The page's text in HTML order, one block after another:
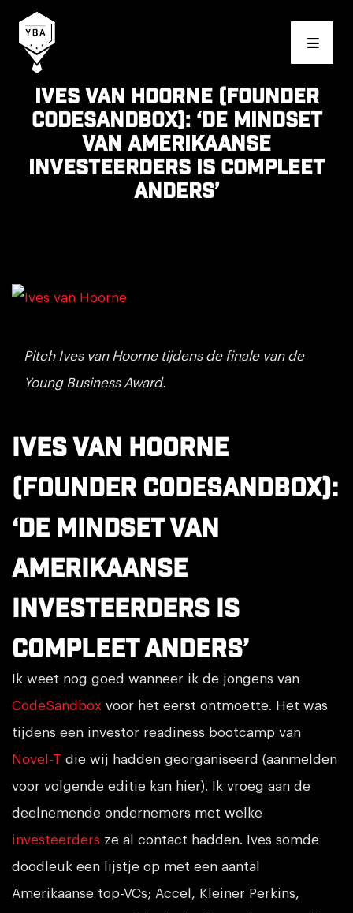
Young Business Award
Ives van Hoorne (founder
CodeSandbox): ‘De mindset
van Amerikaanse
investeerders is compleet
anders’
Pitch Ives van Hoorne tijdens de finale van de
Young Business Award.
Ives van Hoorne
(founder CodeSandbox):
‘De mindset van
Amerikaanse
investeerders is
compleet anders’
Ik weet nog goed wanneer ik de jongens van
CodeSandbox voor het eerst ontmoette. Het was
tijdens een investor readiness bootcamp van
Novel-T die wij hadden georganiseerd (aanmelden
voor volgende editie kan hier). Ik vroeg aan de
deelnemende ondernemers met welke
investeerders ze al contact hadden. Ives somde
doodleuk een lijstje op met een aantal
Amerikaanse top-VCs; Accel, Kleiner Perkins,